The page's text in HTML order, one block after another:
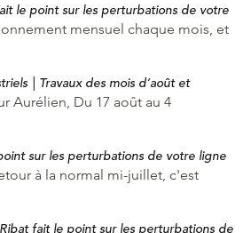
le point sur les perturbations de votre
mensuel chaque mois, et
| Travaux des mois d’août et
Aurélien, Du 17 août au 4
sur les perturbations de votre ligne
à la normal mi-juillet, c'est
fait le point sur les perturbations de